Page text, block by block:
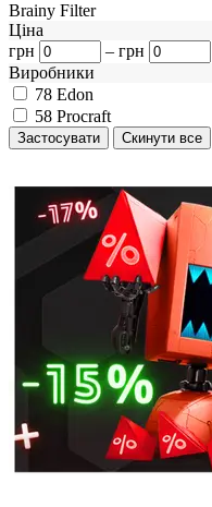
Brainy Filter
Ціна
грн
– грн
Виробники
78 Edon
58 Procraft